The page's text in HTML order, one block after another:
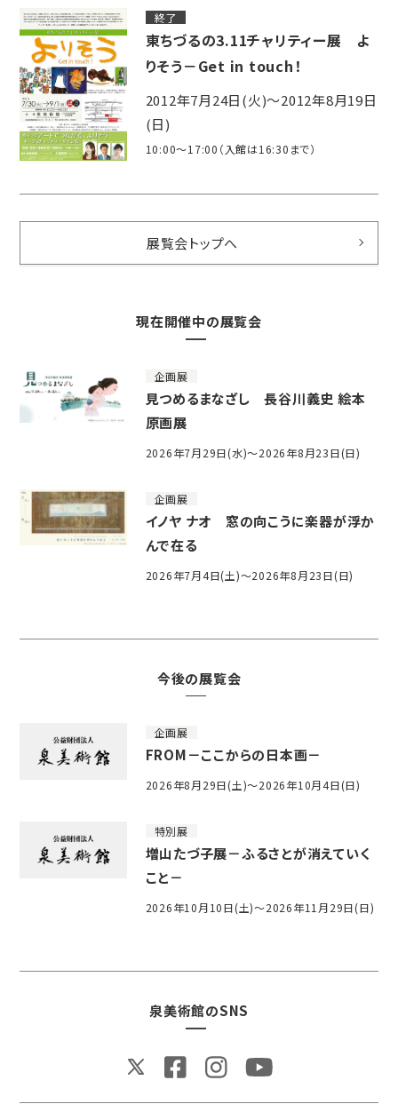
終了
東ちづるの3.11チャリティー展 よ
りそう－Get in touch！
2012年7月24日(火)～2012年8月19日
(日)
10:00～17:00（入館は16:30まで）
展覧会トップへ
現在開催中の展覧会
企画展
見つめるまなざし 長谷川義史 絵本
原画展
2026年7月29日(水)～2026年8月23日(日)
企画展
イノヤ ナオ 窓の向こうに楽器が浮か
んで在る
2026年7月4日(土)～2026年8月23日(日)
今後の展覧会
企画展
FROM－ここからの日本画－
2026年8月29日(土)～2026年10月4日(日)
特別展
増山たづ子展－ふるさとが消えていく
こと－
2026年10月10日(土)～2026年11月29日(日)
泉美術館のSNS